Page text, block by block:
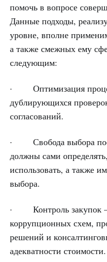
помочь в вопросе
Данные подходы,
уровне, вполне
а также смежных ему
следующим:
· Оптимизация
дублирующихся
согласований.
· Свобода выбора
должны сами
использовать, а также
выбора.
· Контроль закупок –
коррупционных схем,
решений и
адекватности стоимости.